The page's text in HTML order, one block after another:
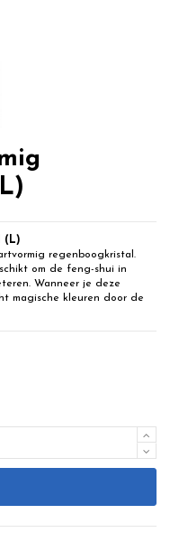
(L)
regenboogkristal.
om de feng-shui in
Wanneer je deze
magische kleuren door de